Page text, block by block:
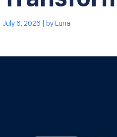
July 6, 2026 | byLuna